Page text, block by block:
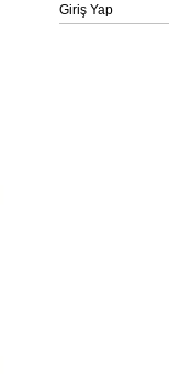
Giriş Yap